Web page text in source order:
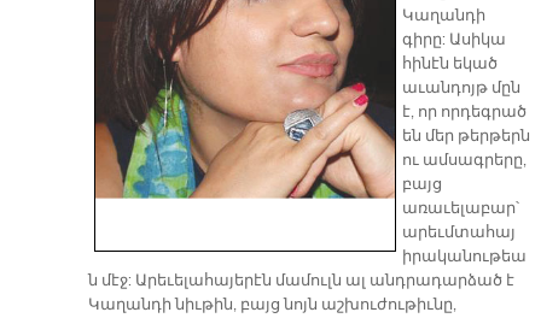
Կաղանդի
գիրը: Ասիկա
հինէն եկած
աւանդոյթ մըն
է, որ որդեգրած
են մեր թերթերն
ու ամսագրերը,
բայց
առաւելաբար՝
արեւմտահայ
իրականութեա
ն մէջ: Արեւելահայերէն մամուլն ալ անդրադարձած է
Կաղանդի նիւթին, բայց նոյն աշխուժութիւնը,